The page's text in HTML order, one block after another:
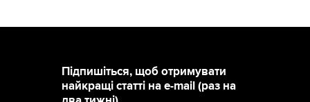
Підпишіться, щоб отримувати
найкращі статті на e-mail (раз на